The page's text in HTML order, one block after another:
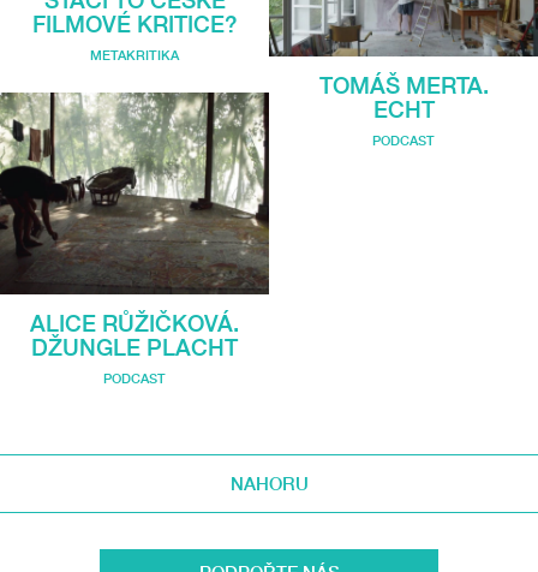
FILMOVÉ KRITICE?
METAKRITIKA
ALICE RŮŽIČKOVÁ.
DŽUNGLE PLACHT
PODCAST
TOMÁŠ MERTA.
ECHT
PODCAST
NAHORU